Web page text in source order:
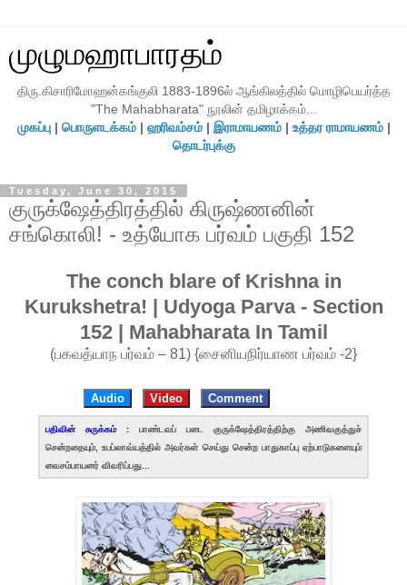
முழுமஹாபாரதம்
திரு.கிசாரிமோஹன்கங்குலி 1883-1896ல் ஆங்கிலத்தில் மொழிபெயர்த்த
"The Mahabharata" நூலின் தமிழாக்கம்...
முகப்பு| பொருளடக்கம்| ஹரிவம்சம்| இராமாயணம்| உத்தர ராமாயணம்|
தொடர்புக்கு
Tuesday, June 30, 2015
குருக்ஷேத்திரத்தில் கிருஷ்ணனின்
சங்கொலி! - உத்யோக பர்வம் பகுதி 152
The conch blare of Krishna in
Kurukshetra! | Udyoga Parva - Section
152 | Mahabharata In Tamil
(பகவத்யாந பர்வம் – 81) {சைனியநிர்யாண பர்வம் -2}
Audio Video Comment
பதிவின் சுருக்கம் :பாண்டவப் படை குருக்ஷேத்திரத்திற்கு அணிவகுத்துச்
சென்றதையும், உபப்லாவ்யத்தில் அவர்கள் செய்து சென்ற பாதுகாப்பு ஏற்பாடுகளையும்
வைசம்பாயனர் விவரிப்பது...